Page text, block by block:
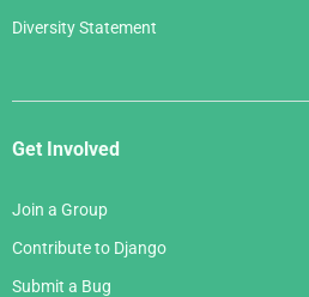
Diversity Statement
Get Involved
Join a Group
Contribute to Django
Submit a Bug